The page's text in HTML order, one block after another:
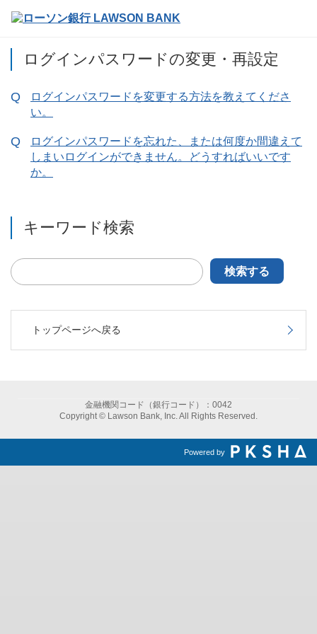
ログインパスワードの変更・再設定
ログインパスワードを変更する方法を教えてくださ
い。
ログインパスワードを忘れた、または何度か間違えて
しまいログインができません。どうすればいいです
か。
キーワード検索
検索する
トップページへ戻る
金融機関コード（銀行コード）：0042
Copyright © Lawson Bank, Inc. All Rights Reserved.
Powered by